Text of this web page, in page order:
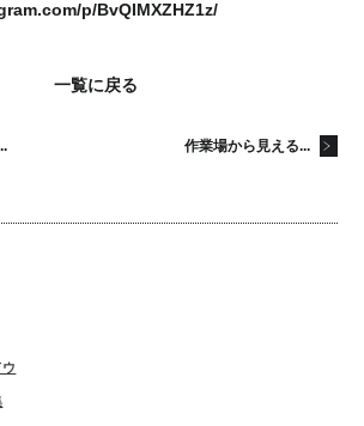
p/BvQIMXZHZ1z/
一覧に戻る
作業場から見える...